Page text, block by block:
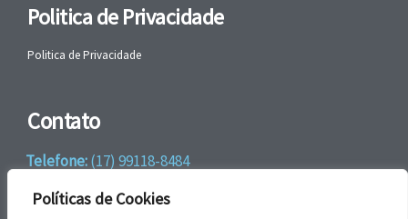
Políticas de Cookies
Politica de Privacidade
Politica de Privacidade
Contato
Telefone:(17) 99118-8484
WhatsApp:+55 (17) 99118-8484